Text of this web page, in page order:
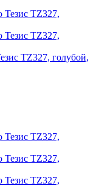
TZ327, голубой,